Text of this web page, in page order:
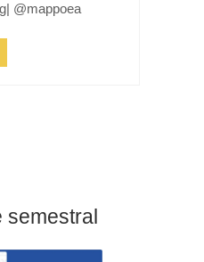
@mappoea
semestral